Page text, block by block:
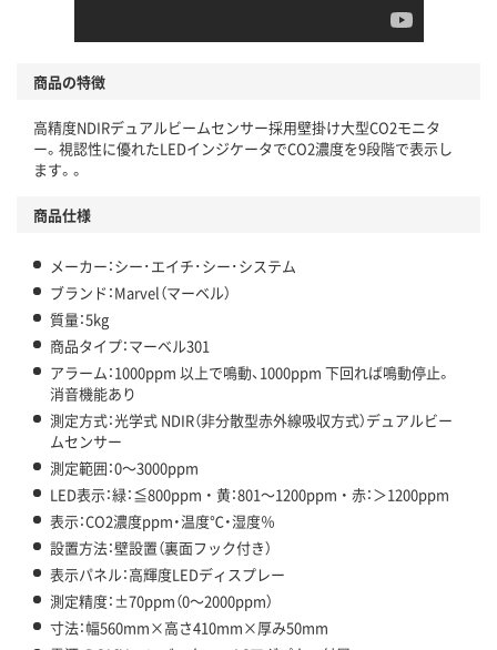
商品の特徴
高精度NDIRデュアルビームセンサー採用壁掛け大型CO2モニタ
ー。視認性に優れたLEDインジケータでCO2濃度を9段階で表示し
ます。。
商品仕様
メーカー：シー･エイチ･シー･システム
ブランド：Marvel（マーベル）
質量：5kg
商品タイプ：マーベル301
アラーム：1000ppm 以上で鳴動、1000ppm 下回れば鳴動停止。
消音機能あり
測定方式：光学式 NDIR（非分散型赤外線吸収方式）デュアルビー
ムセンサー
測定範囲：0～3000ppm
LED表示：緑：≦800ppm ・ 黄：801～1200ppm ・ 赤：＞1200ppm
表示：CO2濃度ppm・温度℃・湿度％
設置方法：壁設置（裏面フック付き）
表示パネル：高輝度LEDディスプレー
測定精度：±70ppm（0～2000ppm）
寸法：幅560mm×高さ410mm×厚み50mm